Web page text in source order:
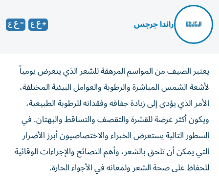
راندا جرجس
يعتبر الصيف من المواسم المرهقة للشعر الذي يتعرض يومياً
لأشعة الشمس المباشرة والرطوبة والعوامل البيئية المختلفة،
الأمر الذي يؤدي إلى زيادة جفافه وفقدانه للرطوبة الطبيعية،
ويكون أكثر عرضة للقشرة والتقصف والتساقط والبهتان. في
السطور التالية يستعرض الخبراء والاختصاصيون أبرز الأضرار
التي يمكن أن تلحق بالشعر، وأهم النصائح والإجراءات الوقائية
للحفاظ على صحة الشعر ولمعانه في الأجواء الحارة.